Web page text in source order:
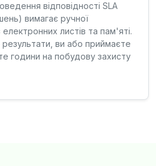
відповідності SLA
вимагає ручної
електронних листів та пам'яті.
результати, ви або приймаєте
години на побудову захисту